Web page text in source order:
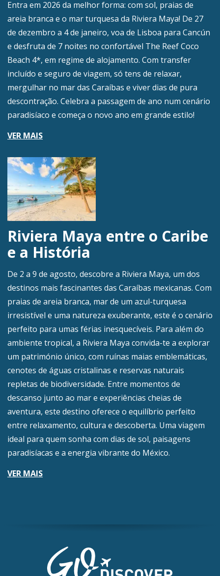
Entra em 2026 da melhor forma: com sol, praias de
areia branca e o mar turquesa da Riviera Maya! De 27
de dezembro a 4 de janeiro, voa de Lisboa para Cancún
e desfruta de 7 noites no confortável The Reef Coco
Beach 4*, em regime de alojamento. Com transfer
incluído e seguro de viagem, só tens de relaxar,
mergulhar no mar das Caraíbas e viver dias de pura
descontração. Celebra a passagem de ano num cenário
paradisíaco e começa o novo ano em grande estilo!
VER MAIS
Riviera Maya entre o Caribe
e a História
De 2 a 9 de agosto, descobre a Riviera Maya, um dos
destinos mais fascinantes das Caraíbas mexicanas. Com
praias de areia branca, mar de um azul-turquesa
irresistível e uma natureza exuberante, este é o cenário
perfeito para umas férias inesquecíveis. Para além do
ambiente tropical, a Riviera Maya convida-te a explorar
um património único, com ruínas maias emblemáticas,
cenotes de águas cristalinas e reservas naturais
repletas de biodiversidade. Entre momentos de
descanso junto ao mar e experiências cheias de
aventura, este destino oferece o equilíbrio perfeito
entre relaxamento, cultura e descoberta. Uma viagem
ideal para quem sonha com dias de sol, paisagens
paradisíacas e a energia vibrante do México.
VER MAIS